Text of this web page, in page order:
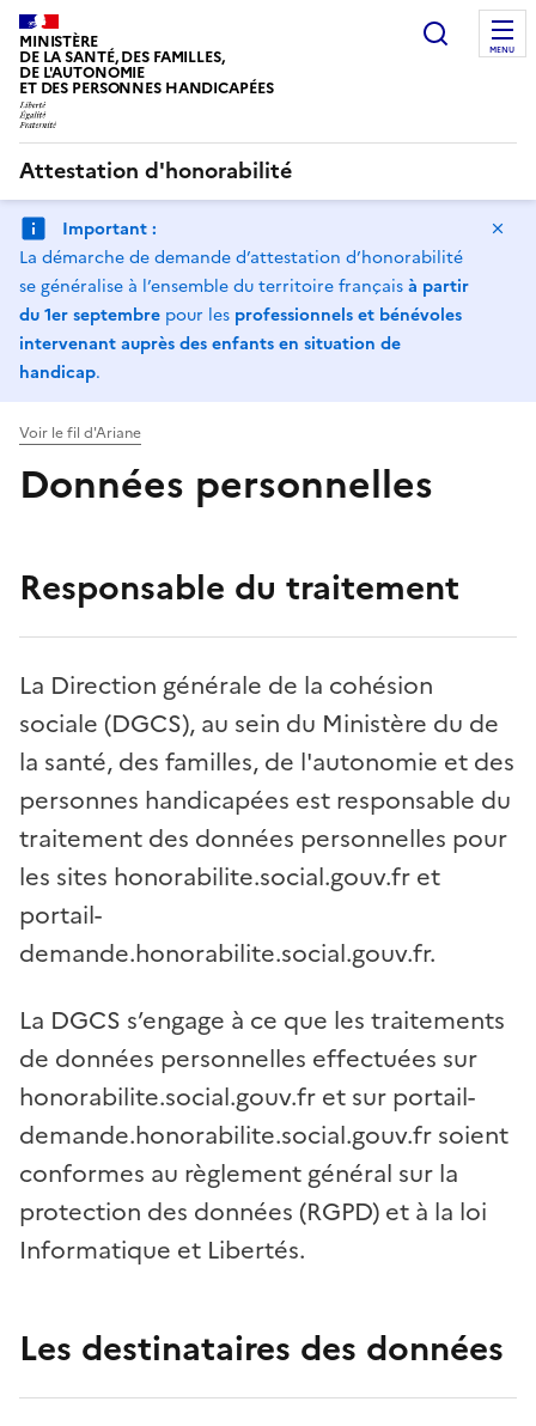
MINISTÈRE
DE LA SANTÉ, DES FAMILLES,
DE L'AUTONOMIE
ET DES PERSONNES HANDICAPÉES
MENU
Attestation d'honorabilité
Important :
La démarche de demande d’attestation d’honorabilité
se généralise à l’ensemble du territoire françaisà partir
du 1er septembre pour les professionnels et bénévoles
intervenant auprès des enfants en situation de
handicap.
Voir le fil d'Ariane
Données personnelles
Responsable du traitement
La Direction générale de la cohésion
sociale (DGCS), au sein du Ministère du de
la santé, des familles, de l'autonomie et des
personnes handicapées est responsable du
traitement des données personnelles pour
les sites honorabilite.social.gouv.fr et
portail-
demande.honorabilite.social.gouv.fr.
La DGCS s’engage à ce que les traitements
de données personnelles effectuées sur
honorabilite.social.gouv.fr et sur portail-
demande.honorabilite.social.gouv.fr soient
conformes au règlement général sur la
protection des données (RGPD) et à la loi
Informatique et Libertés.
Les destinataires des données
Panneau de gestion des cookies